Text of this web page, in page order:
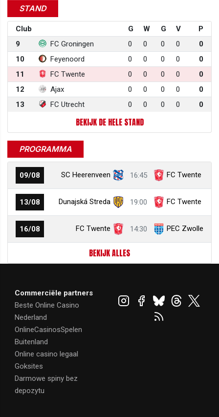
STAND
Club G W G V
P
9
FC Groningen 0 0 0 0
0
10
Feyenoord 0 0 0 0
0
11
FC Twente 0 0 0 0
0
12
Ajax 0 0 0 0
0
13
FC Utrecht 0 0 0 0 0
BEKIJK DE HELE STAND
PROGRAMMA
09/08 SC Heerenveen 16:45 FC Twente
13/08 Dunajská Streda 19:00 FC Twente
16/08 FC Twente 14:30 PEC Zwolle
BEKIJK ALLES
Commerciële partners
Beste Online Casino
Nederland
OnlineCasinosSpelen
Buitenland
Online casino legaal
Goksites
Darmowe spiny bez
depozytu